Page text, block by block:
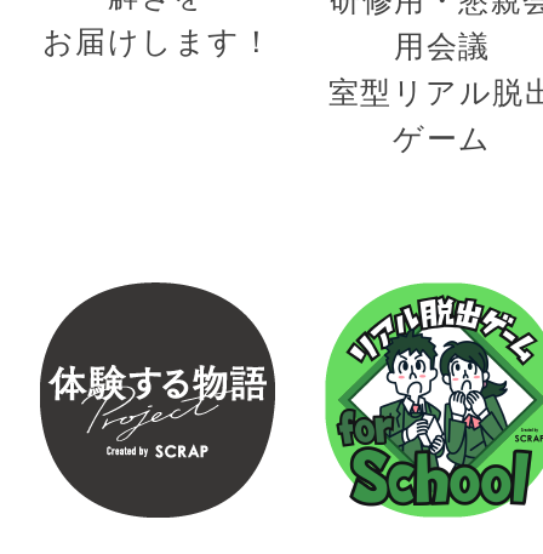
お届けします！
用会議
室型リアル脱
ゲーム